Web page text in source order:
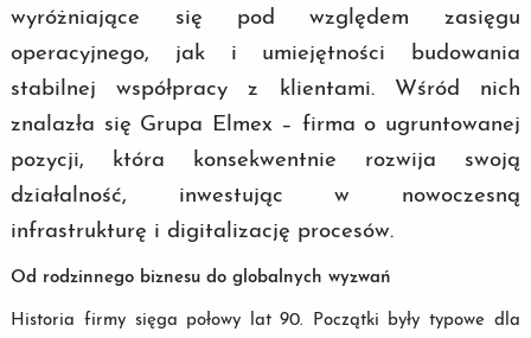
wyróżniające się pod względem zasięgu
operacyjnego, jak i umiejętności budowania
stabilnej współpracy z klientami. Wśród nich
znalazła się Grupa Elmex – firma o ugruntowanej
pozycji, która konsekwentnie rozwija swoją
działalność, inwestując w nowoczesną
infrastrukturę i digitalizację procesów.
Od rodzinnego biznesu do globalnych wyzwań
Historia firmy sięga połowy lat 90. Początki były typowe dla